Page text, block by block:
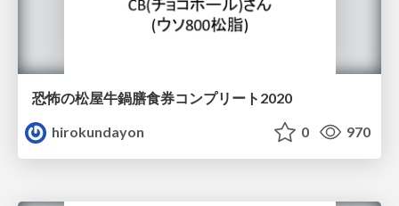
恐怖の松屋牛鍋膳食券コンプリート2020
hirokundayon
0 970